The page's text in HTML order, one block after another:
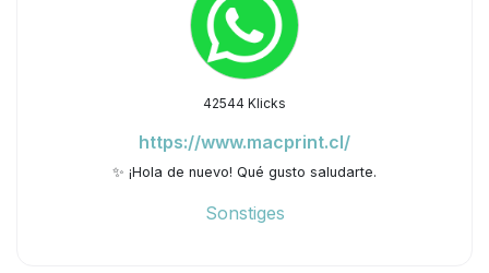
42544 Klicks
https://www.macprint.cl/
✨ ¡Hola de nuevo! Qué gusto saludarte.
Sonstiges